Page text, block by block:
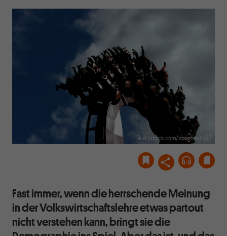
Bild: istock.com/doughnuts67
Fast immer, wenn die herrschende Meinung
in der Volkswirtschaftslehre etwas partout
nicht verstehen kann, bringt sie die